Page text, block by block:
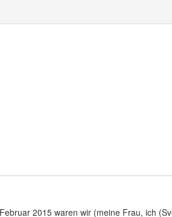
2015 waren wir (meine Frau, ich